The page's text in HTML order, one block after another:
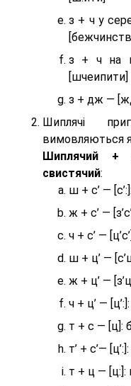
з + ч у
з + ч на
[шчеипити]
з + дж —
Шиплячі
вимовляються
Шиплячий +
свистячий:
ш + с’ —
ж + с’ —
ч + с’ —
ш + ц’ —
ж + ц’ —
ч + ц’ — [ц’:]:
т + с — [ц]:
т’ + с’—
т + ц — [ц:]: